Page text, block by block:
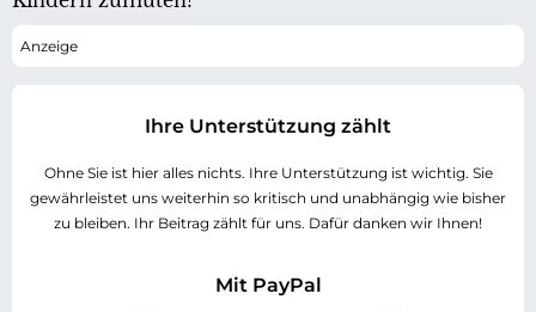
Ihre Unterstützung zählt
Ohne Sie ist hier alles nichts. Ihre Unterstützung ist wichtig. Sie
gewährleistet uns weiterhin so kritisch und unabhängig wie bisher
zu bleiben. Ihr Beitrag zählt für uns. Dafür danken wir Ihnen!
Mit PayPal